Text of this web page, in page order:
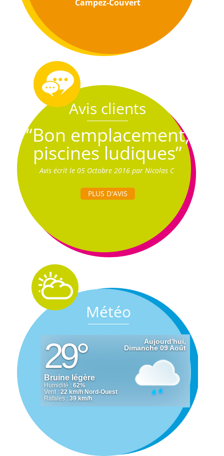
Campez-Couvert
Avis clients
“Bon emplacement,
piscines ludiques”
Avis écrit le 05 Octobre 2016 par Nicolas C
PLUS D'AVIS
Météo